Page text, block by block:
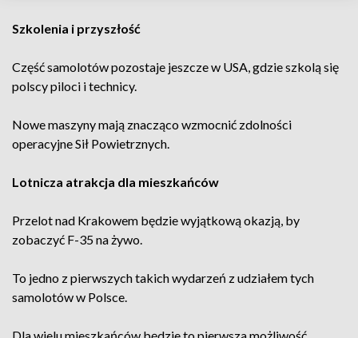
Szkolenia i przyszłość
Część samolotów pozostaje jeszcze w USA, gdzie szkolą się
polscy piloci i technicy.
Nowe maszyny mają znacząco wzmocnić zdolności
operacyjne Sił Powietrznych.
Lotnicza atrakcja dla mieszkańców
Przelot nad Krakowem będzie wyjątkową okazją, by
zobaczyć F-35 na żywo.
To jedno z pierwszych takich wydarzeń z udziałem tych
samolotów w Polsce.